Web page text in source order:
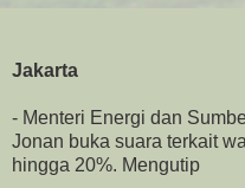
Jakarta
- Menteri Energi dan
Jonan buka suara terkait
hingga 20%. Mengutip